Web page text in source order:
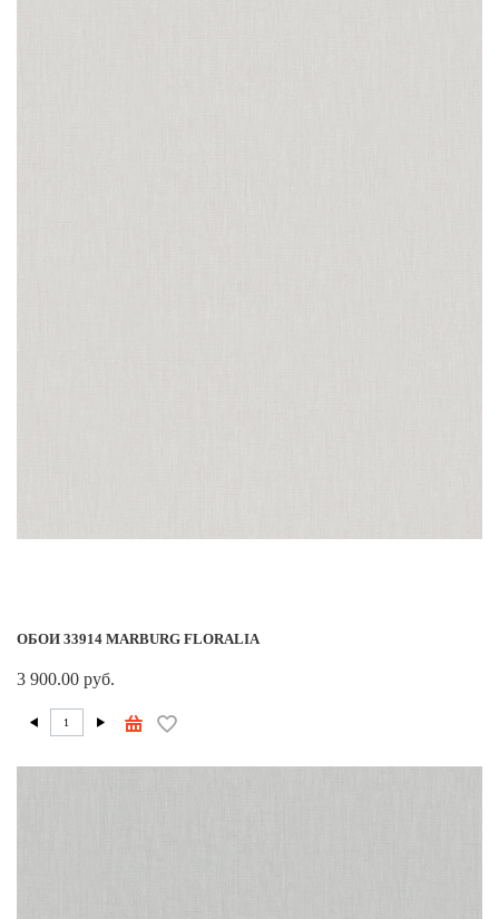
ОБОИ 33914 MARBURG FLORALIA
3 900.00 руб.